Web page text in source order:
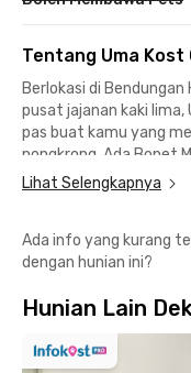
Tentang Uma Kost
Berlokasi di Bendungan
pusat jajanan kaki lima,
pas buat kamu yang
nongkrong. Ada Bopet
hingga Grand Indonesia
nggak bakal bingung
Kost Bendungan Hilir
berkantor di Sudirman,
publik seperti Stasiun
yang hanya 8 menit
Lihat Selengkapnya
Ada info yang kurang
dengan hunian ini?
Hunian Lain